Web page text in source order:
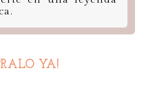
YA!